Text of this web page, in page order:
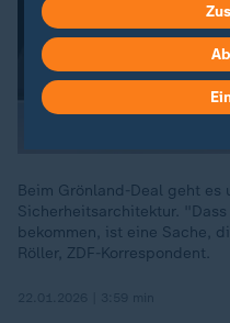
Beim Grönland-Deal geht es
Sicherheitsarchitektur.
bekommen, ist eine Sache,
Röller, ZDF-Korrespondent.